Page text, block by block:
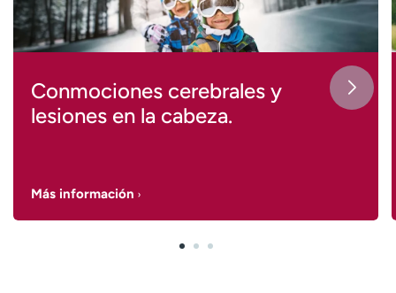
Conmociones cerebrales y
lesiones en la cabeza.
Más información